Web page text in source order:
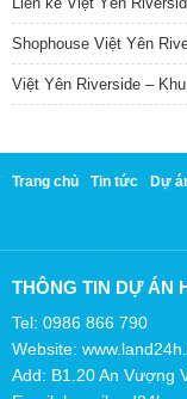
Shophouse Việt Yên
Việt Yên Riverside –
Trang chủ Tin tức Dự
THÔNG TIN DỰ ÁN
Tel: 0986 866 790
Website:
Add: B1.20 An Vượng